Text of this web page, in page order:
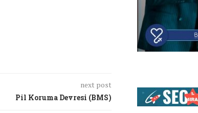
next post
Pil Koruma Devresi (BMS)